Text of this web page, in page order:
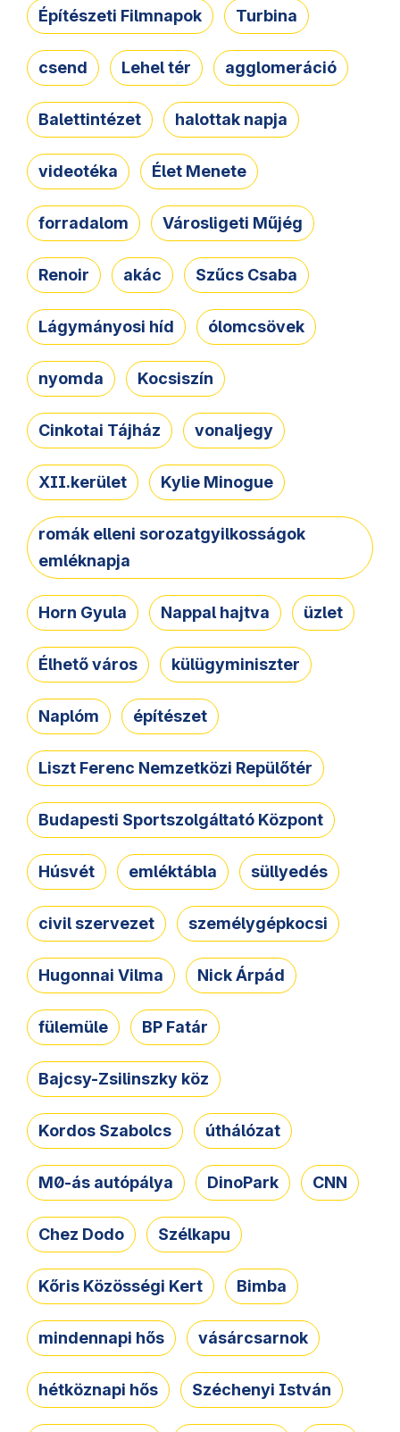
Építészeti Filmnapok Turbina
csend Lehel tér agglomeráció
Balettintézet halottak napja
videotéka Élet Menete
forradalom Városligeti Műjég
Renoir akác Szűcs Csaba
Lágymányosi híd ólomcsövek
nyomda Kocsiszín
Cinkotai Tájház vonaljegy
XII.kerület Kylie Minogue
romák elleni sorozatgyilkosságok
emléknapja
Horn Gyula Nappal hajtva üzlet
Élhető város külügyminiszter
Naplóm építészet
Liszt Ferenc Nemzetközi Repülőtér
Budapesti Sportszolgáltató Központ
Húsvét emléktábla süllyedés
civil szervezet személygépkocsi
Hugonnai Vilma Nick Árpád
fülemüle BP Fatár
Bajcsy-Zsilinszky köz
Kordos Szabolcs úthálózat
M0-ás autópálya DinoPark CNN
Chez Dodo Szélkapu
Kőris Közösségi Kert Bimba
mindennapi hős vásárcsarnok
hétköznapi hős Széchenyi István